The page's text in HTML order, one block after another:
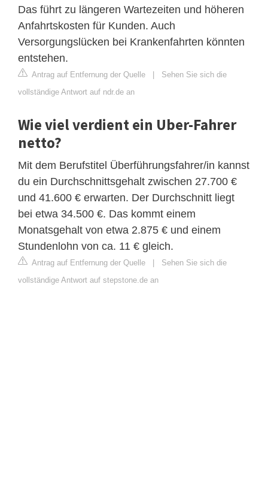
Das führt zu längeren Wartezeiten und höheren
Anfahrtskosten für Kunden. Auch
Versorgungslücken bei Krankenfahrten könnten
entstehen.
Antrag auf Entfernung der Quelle | Sehen Sie sich die
vollständige Antwort auf ndr.de an
Wie viel verdient ein Uber-Fahrer
netto?
Mit dem Berufstitel Überführungsfahrer/in kannst
du ein Durchschnittsgehalt zwischen 27.700 €
und 41.600 € erwarten. Der Durchschnitt liegt
bei etwa 34.500 €. Das kommt einem
Monatsgehalt von etwa 2.875 € und einem
Stundenlohn von ca. 11 € gleich.
Antrag auf Entfernung der Quelle | Sehen Sie sich die
vollständige Antwort auf stepstone.de an